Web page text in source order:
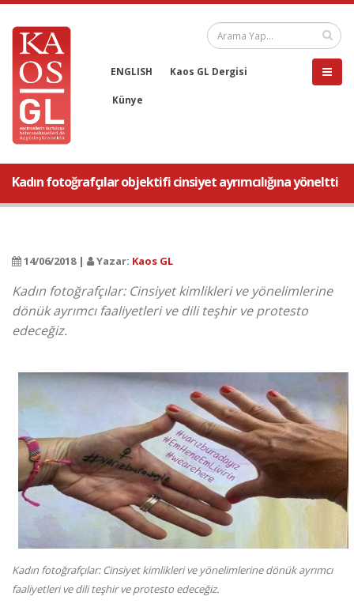
ENGLISH Kaos GL Dergisi
Künye
Kadın fotoğrafçılar objektifi cinsiyet ayrımcılığına yöneltti
14/06/2018 | Yazar: Kaos GL
Kadın fotoğrafçılar: Cinsiyet kimlikleri ve yönelimlerine
dönük ayrımcı faaliyetleri ve dili teşhir ve protesto
edeceğiz.
Kadın fotoğrafçılar: Cinsiyet kimlikleri ve yönelimlerine dönük ayrımcı
faaliyetleri ve dili teşhir ve protesto edeceğiz.